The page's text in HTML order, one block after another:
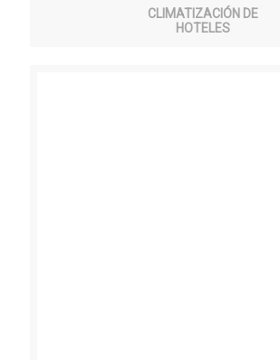
CLIMATIZACIÓN DE
HOTELES